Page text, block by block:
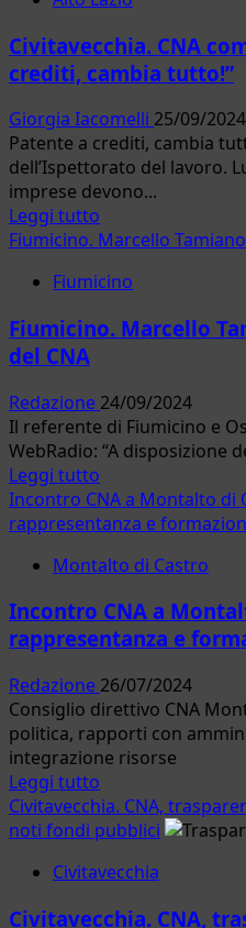
Civitavecchia. CNA
crediti, cambia tutto!”
Giorgia Iacomelli 25/09/2024
Patente a crediti, cambia
dell’Ispettorato del lavoro.
imprese devono...
Leggi tutto
di
su
CNA
a
crediti,
cambia
tutto!”
Fiumicino. Marcello
Fiumicino
Fiumicino. Marcello
del CNA
Redazione 24/09/2024
Il referente di Fiumicino e
WebRadio: “A disposizione
Leggi tutto
di
più
Fiumicino.
Tamiano
illustra
servizi
del
CNA
Incontro CNA a Montalto di
rappresentanza e
Montalto di Castro
Incontro CNA a
rappresentanza e
Redazione 26/07/2024
Consiglio direttivo CNA
politica, rapporti con
integrazione risorse
Leggi tutto
di
più
Incontro
Civitavecchia. CNA,
noti fondi pubblici
Civitavecchia
Civitavecchia. CNA,